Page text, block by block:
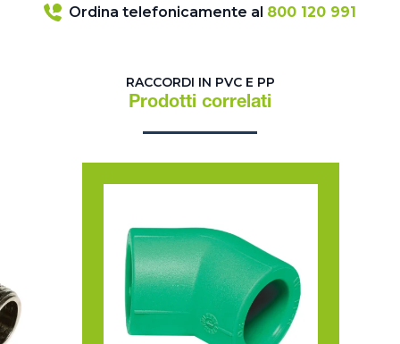
Ordina telefonicamente al 800 120 991
RACCORDI IN PVC E PP
Prodotti correlati